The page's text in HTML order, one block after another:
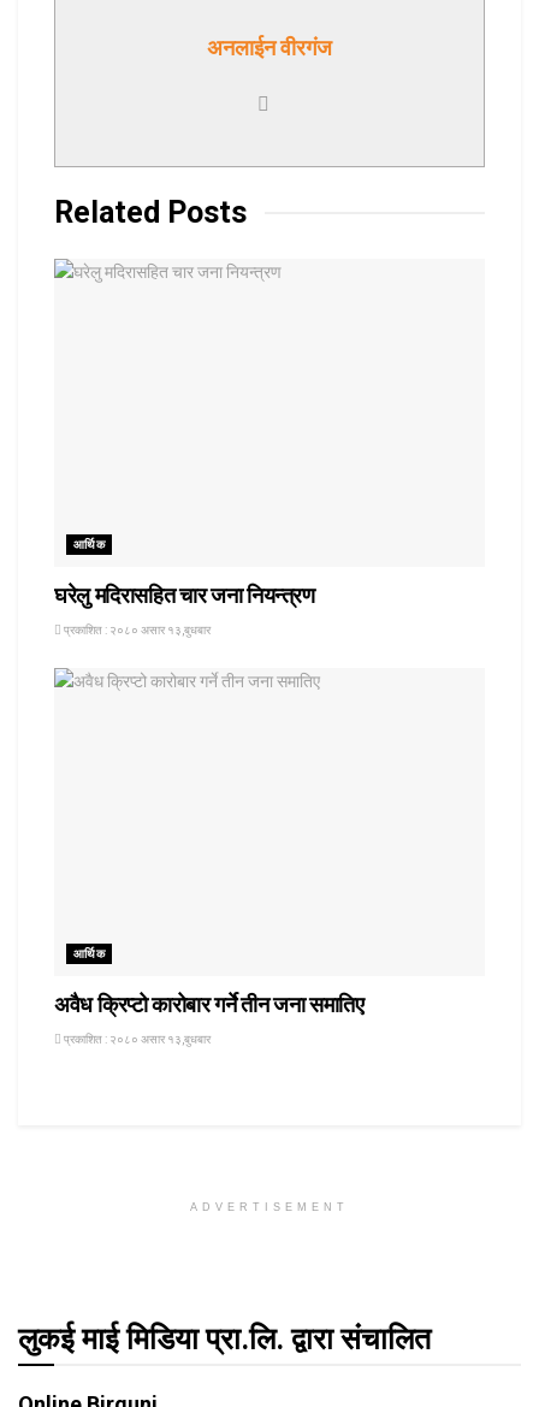
अनलाईन वीरगंज
Related Posts
आर्थिक
घरेलु मदिरासहित चार जना नियन्त्रण
प्रकाशित : २०८० असार १३,बुधबार
आर्थिक
अवैध क्रिप्टो कारोबार गर्ने तीन जना समातिए
प्रकाशित : २०८० असार १३,बुधबार
ADVERTISEMENT
लुकई माई मिडिया प्रा.लि. द्वारा संचालित